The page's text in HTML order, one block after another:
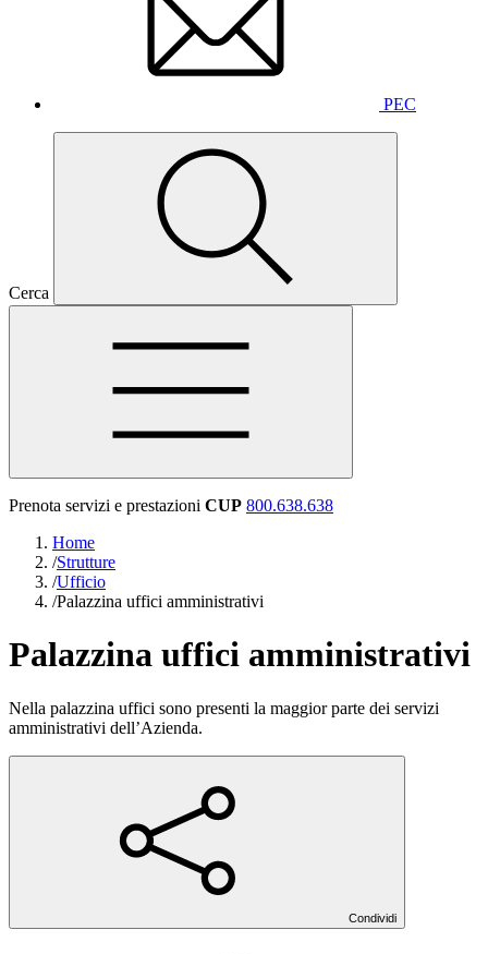
PEC
Cerca
Prenota servizi e prestazioni CUP 800.638.638
Home
/Strutture
/Ufficio
/Palazzina uffici amministrativi
Palazzina uffici amministrativi
Nella palazzina uffici sono presenti la maggior parte dei servizi
amministrativi dell’Azienda.
Condividi